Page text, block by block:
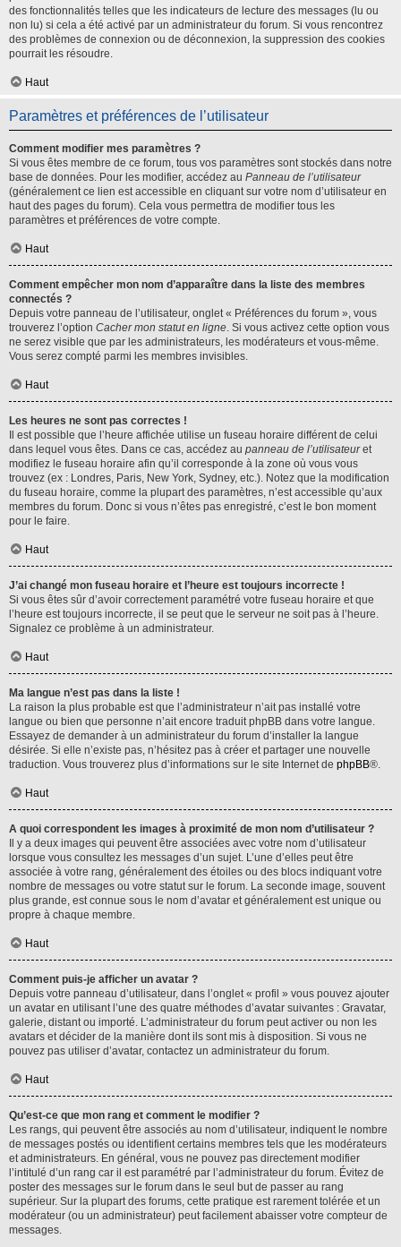
des fonctionnalités telles que les indicateurs de lecture des messages (lu ou
non lu) si cela a été activé par un administrateur du forum. Si vous rencontrez
des problèmes de connexion ou de déconnexion, la suppression des cookies
pourrait les résoudre.
Haut
Paramètres et préférences de l’utilisateur
Comment modifier mes paramètres ?
Si vous êtes membre de ce forum, tous vos paramètres sont stockés dans notre
base de données. Pour les modifier, accédez au Panneau de l’utilisateur
(généralement ce lien est accessible en cliquant sur votre nom d’utilisateur en
haut des pages du forum). Cela vous permettra de modifier tous les
paramètres et préférences de votre compte.
Haut
Comment empêcher mon nom d’apparaître dans la liste des membres
connectés ?
Depuis votre panneau de l’utilisateur, onglet « Préférences du forum », vous
trouverez l’option Cacher mon statut en ligne. Si vous activez cette option vous
ne serez visible que par les administrateurs, les modérateurs et vous-même.
Vous serez compté parmi les membres invisibles.
Haut
Les heures ne sont pas correctes !
Il est possible que l’heure affichée utilise un fuseau horaire différent de celui
dans lequel vous êtes. Dans ce cas, accédez au panneau de l’utilisateuret
modifiez le fuseau horaire afin qu’il corresponde à la zone où vous vous
trouvez (ex : Londres, Paris, New York, Sydney, etc.). Notez que la modification
du fuseau horaire, comme la plupart des paramètres, n’est accessible qu’aux
membres du forum. Donc si vous n’êtes pas enregistré, c’est le bon moment
pour le faire.
Haut
J’ai changé mon fuseau horaire et l’heure est toujours incorrecte !
Si vous êtes sûr d’avoir correctement paramétré votre fuseau horaire et que
l’heure est toujours incorrecte, il se peut que le serveur ne soit pas à l’heure.
Signalez ce problème à un administrateur.
Haut
Ma langue n’est pas dans la liste !
La raison la plus probable est que l’administrateur n’ait pas installé votre
langue ou bien que personne n’ait encore traduit phpBB dans votre langue.
Essayez de demander à un administrateur du forum d’installer la langue
désirée. Si elle n’existe pas, n’hésitez pas à créer et partager une nouvelle
traduction. Vous trouverez plus d’informations sur le site Internet de phpBB®.
Haut
A quoi correspondent les images à proximité de mon nom d’utilisateur ?
Il y a deux images qui peuvent être associées avec votre nom d’utilisateur
lorsque vous consultez les messages d’un sujet. L’une d’elles peut être
associée à votre rang, généralement des étoiles ou des blocs indiquant votre
nombre de messages ou votre statut sur le forum. La seconde image, souvent
plus grande, est connue sous le nom d’avatar et généralement est unique ou
propre à chaque membre.
Haut
Comment puis-je afficher un avatar ?
Depuis votre panneau d’utilisateur, dans l’onglet « profil » vous pouvez ajouter
un avatar en utilisant l’une des quatre méthodes d’avatar suivantes : Gravatar,
galerie, distant ou importé. L’administrateur du forum peut activer ou non les
avatars et décider de la manière dont ils sont mis à disposition. Si vous ne
pouvez pas utiliser d’avatar, contactez un administrateur du forum.
Haut
Qu’est-ce que mon rang et comment le modifier ?
Les rangs, qui peuvent être associés au nom d’utilisateur, indiquent le nombre
de messages postés ou identifient certains membres tels que les modérateurs
et administrateurs. En général, vous ne pouvez pas directement modifier
l’intitulé d’un rang car il est paramétré par l’administrateur du forum. Évitez de
poster des messages sur le forum dans le seul but de passer au rang
supérieur. Sur la plupart des forums, cette pratique est rarement tolérée et un
modérateur (ou un administrateur) peut facilement abaisser votre compteur de
messages.